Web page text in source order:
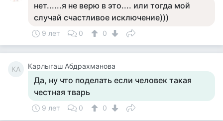
нет......я не верю в это.... или тогда мой
случай счастливое исключение)))
9 лет 0 0
КА Карлыгаш Абдрахманова
Да, ну что поделать если человек такая
честная тварь
9 лет 0 0